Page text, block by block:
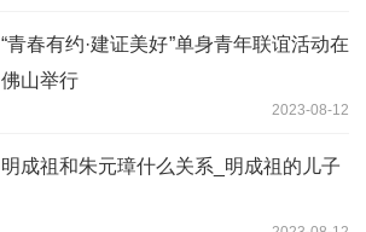
“青春有约·建证美好”单身青年联谊活动在
佛山举行
2023-08-12
明成祖和朱元璋什么关系_明成祖的儿子